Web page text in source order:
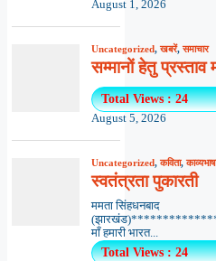
August 1, 2026
Uncategorized,खबरें,समाचार
सम्मानों हेतु प्रस्ताव
Total Views : 24
August 5, 2026
Uncategorized,कविता,काव्यभाषा
स्वतंत्रता पुकारती
ममता सिंहधनबाद
माँ हमारी भारत...
Total Views : 24